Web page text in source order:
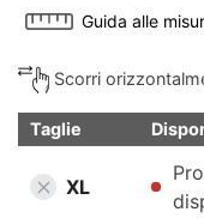
Guida alle
Scorri
Taglie
XL